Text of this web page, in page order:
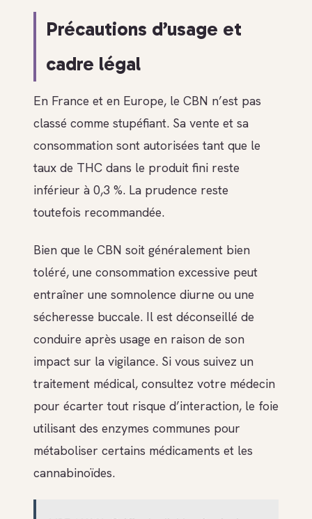
Précautions d’usage et
cadre légal
En France et en Europe, le CBN n’est pas
classé comme stupéfiant. Sa vente et sa
consommation sont autorisées tant que le
taux de THC dans le produit fini reste
inférieur à 0,3 %. La prudence reste
toutefois recommandée.
Bien que le CBN soit généralement bien
toléré, une consommation excessive peut
entraîner une somnolence diurne ou une
sécheresse buccale. Il est déconseillé de
conduire après usage en raison de son
impact sur la vigilance. Si vous suivez un
traitement médical, consultez votre médecin
pour écarter tout risque d’interaction, le foie
utilisant des enzymes communes pour
métaboliser certains médicaments et les
cannabinoïdes.